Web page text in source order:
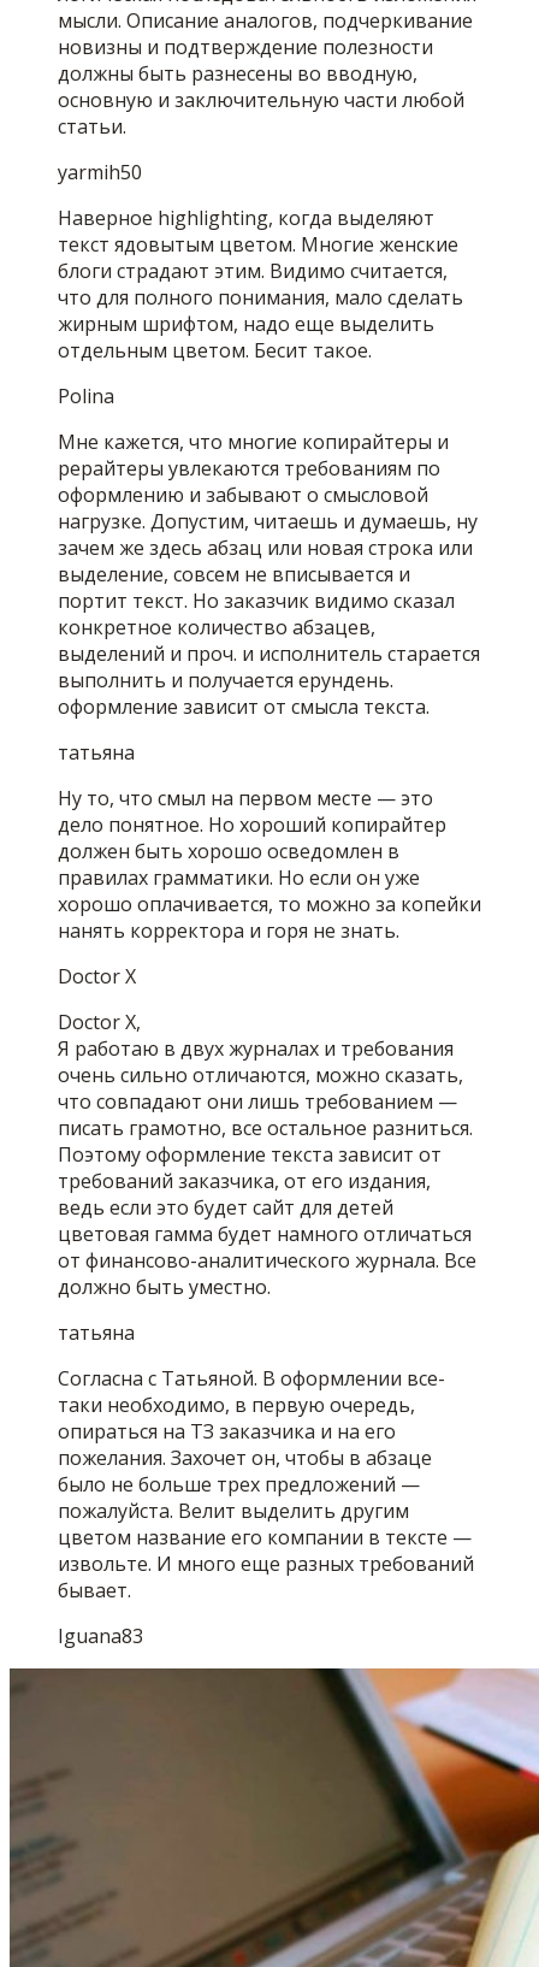
мысли. Описание аналогов, подчеркивание
новизны и подтверждение полезности
должны быть разнесены во вводную,
основную и заключительную части любой
статьи.
yarmih50
Наверное highlighting, когда выделяют
текст ядовытым цветом. Многие женские
блоги страдают этим. Видимо считается,
что для полного понимания, мало сделать
жирным шрифтом, надо еще выделить
отдельным цветом. Бесит такое.
Polina
Мне кажется, что многие копирайтеры и
рерайтеры увлекаются требованиям по
оформлению и забывают о смысловой
нагрузке. Допустим, читаешь и думаешь, ну
зачем же здесь абзац или новая строка или
выделение, совсем не вписывается и
портит текст. Но заказчик видимо сказал
конкретное количество абзацев,
выделений и проч. и исполнитель старается
выполнить и получается ерундень.
оформление зависит от смысла текста.
татьяна
Ну то, что смыл на первом месте — это
дело понятное. Но хороший копирайтер
должен быть хорошо осведомлен в
правилах грамматики. Но если он уже
хорошо оплачивается, то можно за копейки
нанять корректора и горя не знать.
Doctor X
Doctor X,
Я работаю в двух журналах и требования
очень сильно отличаются, можно сказать,
что совпадают они лишь требованием —
писать грамотно, все остальное разниться.
Поэтому оформление текста зависит от
требований заказчика, от его издания,
ведь если это будет сайт для детей
цветовая гамма будет намного отличаться
от финансово-аналитического журнала. Все
должно быть уместно.
татьяна
Согласна с Татьяной. В оформлении все-
таки необходимо, в первую очередь,
опираться на ТЗ заказчика и на его
пожелания. Захочет он, чтобы в абзаце
было не больше трех предложений —
пожалуйста. Велит выделить другим
цветом название его компании в тексте —
извольте. И много еще разных требований
бывает.
Iguana83